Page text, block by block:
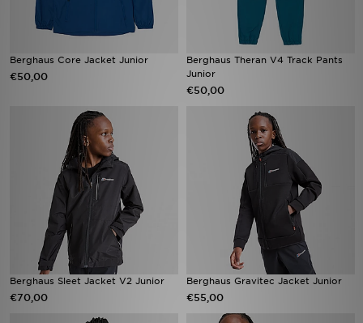
Berghaus Core Jacket Junior
€50,00
Berghaus Theran V4 Track Pants
Junior
€50,00
Berghaus Sleet Jacket V2 Junior
€70,00
Berghaus Gravitec Jacket Junior
€55,00